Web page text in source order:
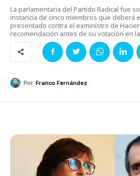
La parlamentaria del Partido Radical fue
instancia de cinco miembros que deberá
presentado contra el exministro de
recomendación antes de su votación en la
Por Franco Fernández